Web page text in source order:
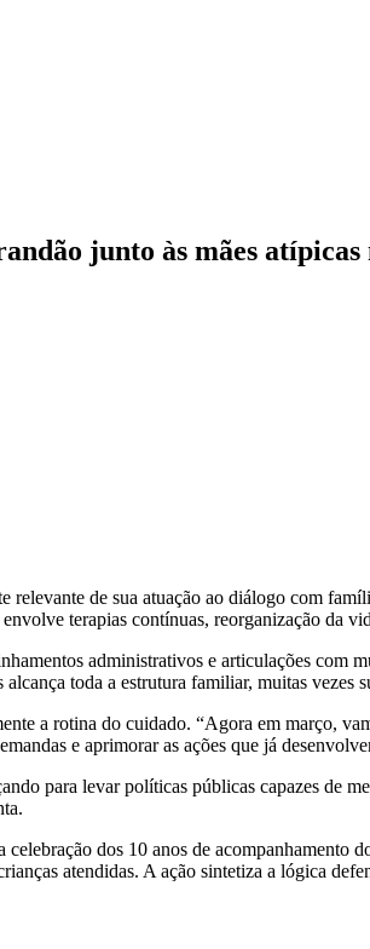
junto às mães
de sua atuação ao diálogo com
terapias contínuas, reorganização da
administrativos e articulações com
toda a estrutura familiar, muitas vezes
a rotina do cuidado. “Agora em março,
e aprimorar as ações que já
para levar políticas públicas capazes de
dos 10 anos de acompanhamento
atendidas. A ação sintetiza a lógica